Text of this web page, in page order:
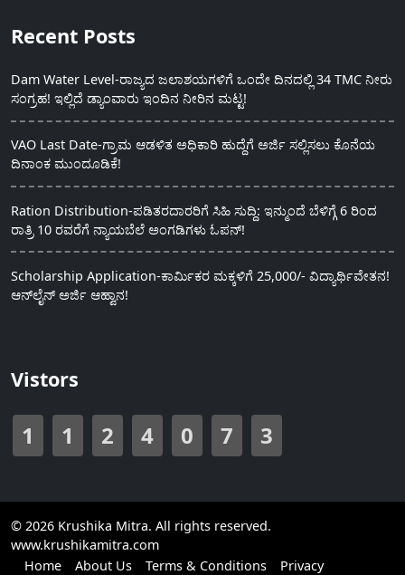
Recent Posts
Dam Water Level-ರಾಜ್ಯದ ಜಲಾಶಯಗಳಿಗೆ ಒಂದೇ ದಿನದಲ್ಲಿ 34 TMC ನೀರು
ಸಂಗ್ರಹ! ಇಲ್ಲಿದೆ ಡ್ಯಾಂವಾರು ಇಂದಿನ ನೀರಿನ ಮಟ್ಟ!
VAO Last Date-ಗ್ರಾಮ ಆಡಳಿತ ಅಧಿಕಾರಿ ಹುದ್ದೆಗೆ ಅರ್ಜಿ ಸಲ್ಲಿಸಲು ಕೊನೆಯ
ದಿನಾಂಕ ಮುಂದೂಡಿಕೆ!
Ration Distribution-ಪಡಿತರದಾರರಿಗೆ ಸಿಹಿ ಸುದ್ದಿ: ಇನ್ಮುಂದೆ ಬೆಳಿಗ್ಗೆ 6 ರಿಂದ
ರಾತ್ರಿ 10 ರವರೆಗೆ ನ್ಯಾಯಬೆಲೆ ಅಂಗಡಿಗಳು ಓಪನ್!
Scholarship Application-ಕಾರ್ಮಿಕರ ಮಕ್ಕಳಿಗೆ 25,000/- ವಿದ್ಯಾರ್ಥಿವೇತನ!
ಆನ್‍ಲೈನ್ ಅರ್ಜಿ ಆಹ್ವಾನ!
Vistors
1 1 2 4 0 7 3
© 2026 Krushika Mitra. All rights reserved.
www.krushikamitra.com
Home
About Us Terms & Conditions Privacy